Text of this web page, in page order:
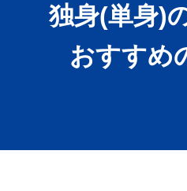
独身(単身)
おすすめ